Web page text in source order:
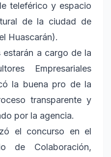
teleférico y espacio
de la ciudad de
Huascarán).
a cargo de la
Empresariales
la buena pro de la
transparente y
por la agencia.
el concurso en el
de Colaboración,